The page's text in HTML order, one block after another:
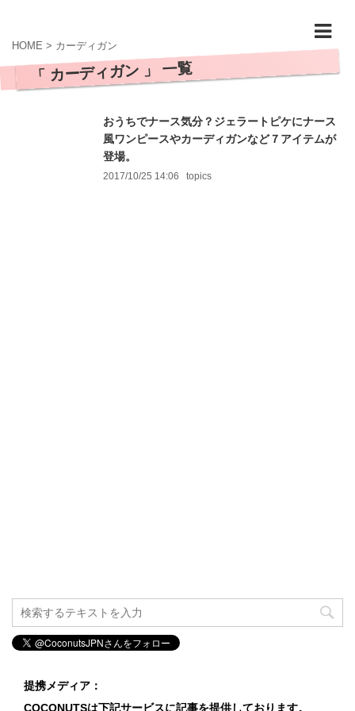
HOME > カーディガン
「 カーディガン 」 一覧
おうちでナース気分？ジェラートピケにナース
風ワンピースやカーディガンなど７アイテムが
登場。
2017/10/25 14:06 topics
提携メディア：
COCONUTSは下記サービスに記事を提供しております。